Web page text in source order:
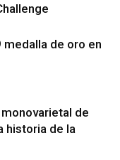
medalla de oro en
de
historia de la